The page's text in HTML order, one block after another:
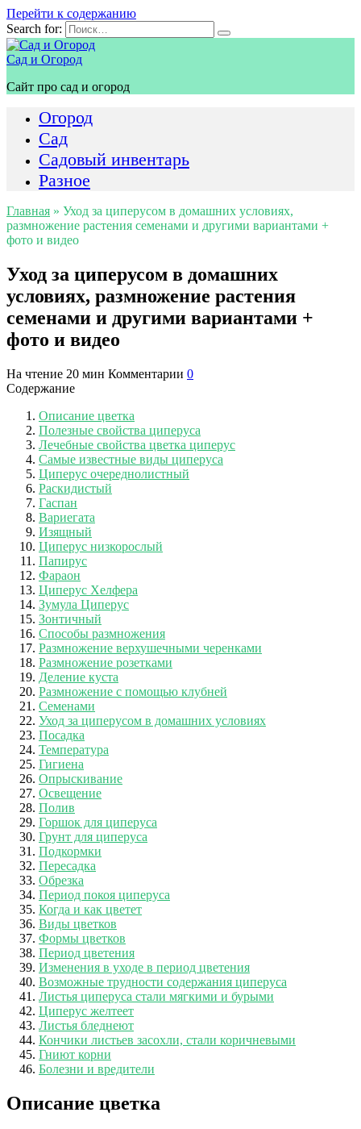
Перейти к содержанию
Search for:
Сад и Огород
Сайт про сад и огород
Огород
Сад
Садовый инвентарь
Разное
Главная » Уход за циперусом в домашних условиях,
размножение растения семенами и другими вариантами +
фото и видео
Уход за циперусом в домашних
условиях, размножение растения
семенами и другими вариантами +
фото и видео
На чтение 20 мин Комментарии 0
Содержание
Описание цветка
Полезные свойства циперуса
Лечебные свойства цветка циперус
Самые известные виды циперуса
Циперус очереднолистный
Раскидистый
Гаспан
Вариегата
Изящный
Циперус низкорослый
Папирус
Фараон
Циперус Хелфера
Зумула Циперус
Зонтичный
Способы размножения
Размножение верхушечными черенками
Размножение розетками
Деление куста
Размножение с помощью клубней
Семенами
Уход за циперусом в домашних условиях
Посадка
Температура
Гигиена
Опрыскивание
Освещение
Полив
Горшок для циперуса
Грунт для циперуса
Подкормки
Пересадка
Обрезка
Период покоя циперуса
Когда и как цветет
Виды цветков
Формы цветков
Период цветения
Изменения в уходе в период цветения
Возможные трудности содержания циперуса
Листья циперуса стали мягкими и бурыми
Циперус желтеет
Листья бледнеют
Кончики листьев засохли, стали коричневыми
Гниют корни
Болезни и вредители
Описание цветка